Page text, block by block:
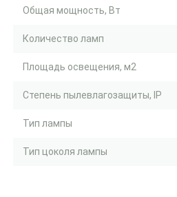
Общая мощность, Вт
Количество ламп
Площадь освещения, м2
Степень пылевлагозащиты, IP
Тип лампы
Тип цоколя лампы